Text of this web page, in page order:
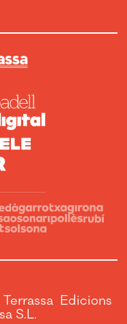
Edicions
S.L.